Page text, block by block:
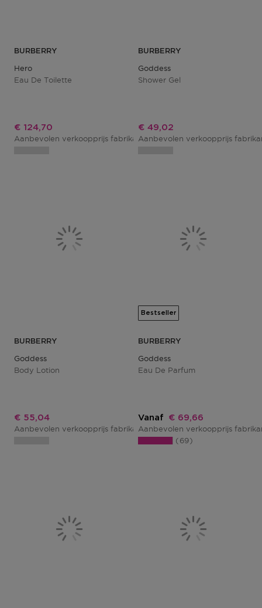
BURBERRY
Hero
Eau De Toilette
Kortingsprijs
€ 124,70
Aanbevolen verkoopprijs fabrikant€ 145,00
BURBERRY
Goddess
Shower Gel
Kortingsprijs
€ 49,02
Aanbevolen verkoopprijs
BURBERRY
Goddess
Body Lotion
Kortingsprijs
€ 55,04
Aanbevolen verkoopprijs fabrikant€ 64,00
Bestseller
BURBERRY
Goddess
Eau De Parfum
Vanaf Kortingsprijs
€ 69,66
Aanbevolen verkoopprijs
69